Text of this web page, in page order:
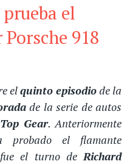
el
918
elquinto episodiode la
de la serie de autos
Top Gear. Anteriormente
probado el flamante
el turno de Richard